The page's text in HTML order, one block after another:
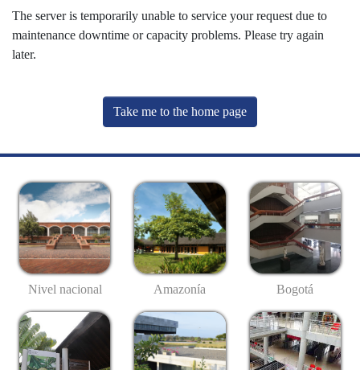
The server is temporarily unable to service your request due to
maintenance downtime or capacity problems. Please try again
later.
Take me to the home page
Nivel nacional Amazonía Bogotá